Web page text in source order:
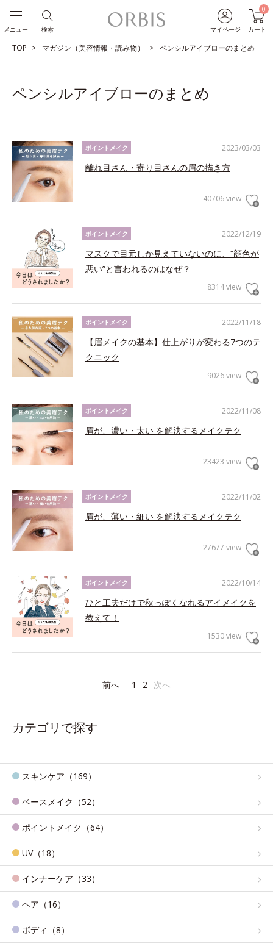
マイページ
0
カート
検索
メニュー
TOP マガジン（美容情報・読み物） ペンシルアイブローのまとめ
ペンシルアイブローのまとめ
2023/03/03
ポイントメイク
離れ目さん・寄り目さんの眉の描き方
40706 view
2022/12/19
ポイントメイク
マスクで目元しか見えていないのに、“顔色が
悪い”と言われるのはなぜ？
8314 view
2022/11/18
ポイントメイク
【眉メイクの基本】仕上がりが変わる7つのテ
クニック
9026 view
2022/11/08
ポイントメイク
眉が、濃い・太い を解決するメイクテク
23423 view
2022/11/02
ポイントメイク
眉が、薄い・細い を解決するメイクテク
27677 view
2022/10/14
ポイントメイク
ひと工夫だけで秋っぽくなれるアイメイクを
教えて！
1530 view
前へ 1 2 次へ
カテゴリで探す
スキンケア（169）
ベースメイク（52）
ポイントメイク（64）
UV（18）
インナーケア（33）
ヘア（16）
ボディ（8）